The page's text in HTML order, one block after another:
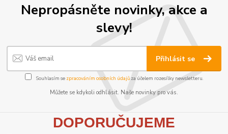
Nepropásněte novinky, akce a
slevy!
Přihlásit se
Souhlasím se zpracováním osobních údajůza účelem rozesílky newsletteru.
Můžete se kdykoli odhlásit. Naše novinky pro vás.
DOPORUČUJEME